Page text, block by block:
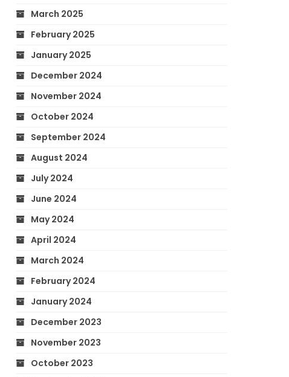
March 2025
February 2025
January 2025
December 2024
November 2024
October 2024
September 2024
August 2024
July 2024
June 2024
May 2024
April 2024
March 2024
February 2024
January 2024
December 2023
November 2023
October 2023